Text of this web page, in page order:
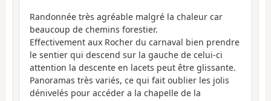
Randonnée très agréable malgré la chaleur car
beaucoup de chemins forestier.
Effectivement aux Rocher du carnaval bien prendre
le sentier qui descend sur la gauche de celui-ci
attention la descente en lacets peut être glissante.
Panoramas très variés, ce qui fait oublier les jolis
dénivelés pour accéder a la chapelle de la